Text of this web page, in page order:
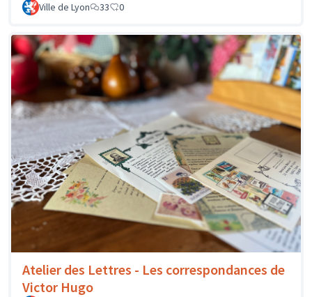
Ville de Lyon 33 0
Atelier des Lettres - Les correspondances de
Victor Hugo